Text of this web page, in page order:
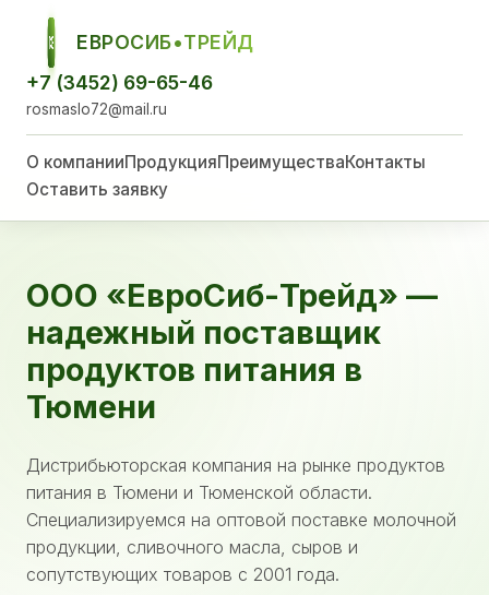
ЕСТ
ЕВРОСИБ•ТРЕЙД
+7 (3452) 69-65-46
rosmaslo72@mail.ru
О компанииПродукцияПреимуществаКонтакты
Оставить заявку
ООО «ЕвроСиб-Трейд» —
надежный поставщик
продуктов питания в
Тюмени
Дистрибьюторская компания на рынке продуктов
питания в Тюмени и Тюменской области.
Специализируемся на оптовой поставке молочной
продукции, сливочного масла, сыров и
сопутствующих товаров с 2001 года.